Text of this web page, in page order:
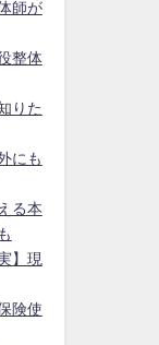
師が
整体
りた
にも
る本
】現
険使